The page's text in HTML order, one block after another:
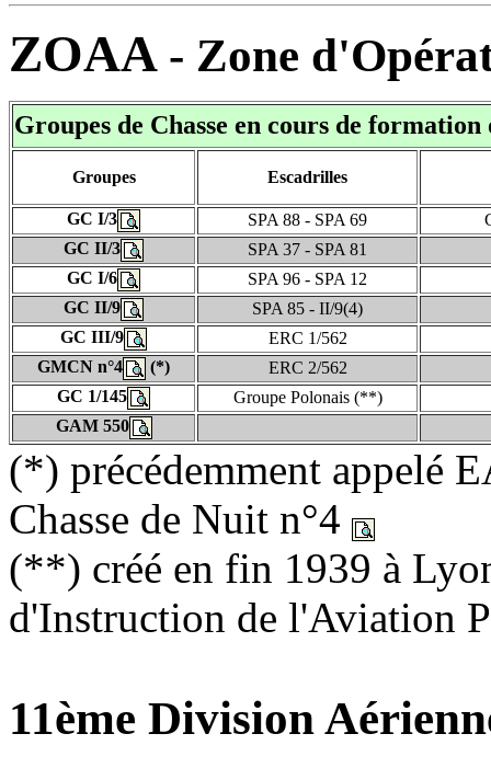
ZOAA - Zone
Groupes de Chasse en cours de
Groupes Escadrilles
GC I/3 SPA 88 - SPA 69
GC II/3
SPA 37 - SPA 81
GC I/6
SPA 96 - SPA 12
GC II/9
SPA 85 - II/9(4)
GC III/9
ERC 1/562
GMCN n°4
(*)
ERC 2/562
GC 1/145
Groupe Polonais (**)
GAM 550
(*) précédemment appelé
Chasse de Nuit n°4
(**) créé en fin 1939 à
d'Instruction de l'Aviation
11ème Division